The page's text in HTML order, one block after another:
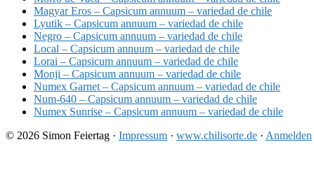
Magyar Eros – Capsicum annuum – variedad de chile
Lyutik – Capsicum annuum – variedad de chile
Negro – Capsicum annuum – variedad de chile
Local – Capsicum annuum – variedad de chile
Lorai – Capsicum annuum – variedad de chile
Monji – Capsicum annuum – variedad de chile
Numex Garnet – Capsicum annuum – variedad de chile
Num-640 – Capsicum annuum – variedad de chile
Numex Sunrise – Capsicum annuum – variedad de chile
© 2026 Simon Feiertag · Impressum · www.chilisorte.de · Anmelden